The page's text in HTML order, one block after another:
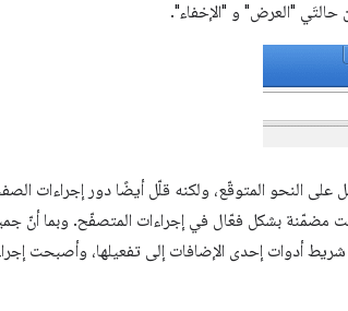
حالتَي "العرض" و "الإخفاء".
على النحو المتوقّع، ولكنه قلّل أيضًا دور إجراءات
مضمّنة بشكل فعّال في إجراءات المتصفّح. وبما أنّ
أدوات إحدى الإضافات إلى تفعيلها، وأصبحت